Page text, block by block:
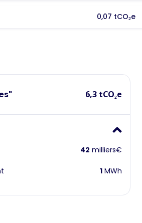
0,07 tCO₂e
6,3 tCO₂e
42 milliers€
1 MWh